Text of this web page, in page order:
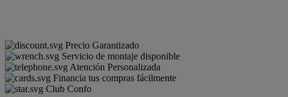
Precio Garantizado
Servicio de montaje disponible
Atención Personalizada
Financia tus compras fácilmente
Club Confo